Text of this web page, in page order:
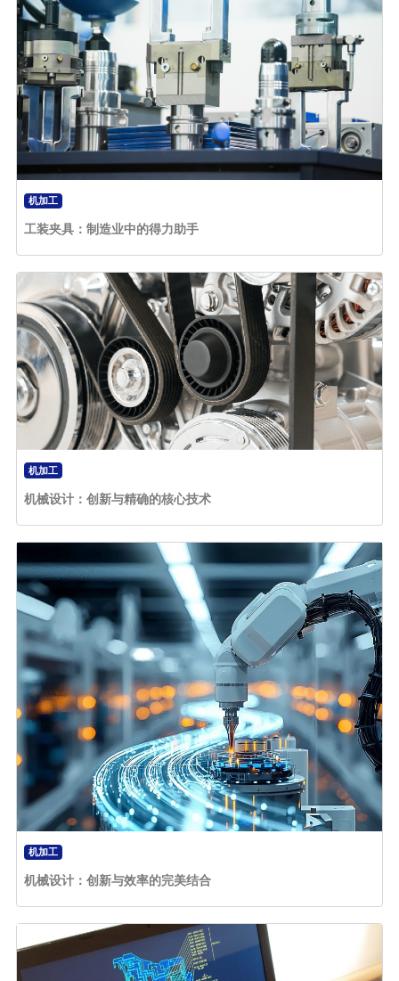
机加工
工装夹具：制造业中的得力助手
机加工
机械设计：创新与精确的核心技术
机加工
机械设计：创新与效率的完美结合